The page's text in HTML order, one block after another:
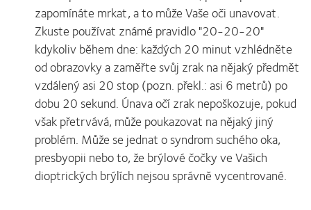
zapomínáte mrkat, a to může Vaše oči unavovat.
Zkuste používat známé pravidlo "20-20-20"
kdykoliv během dne: každých 20 minut vzhlédněte
od obrazovky a zaměřte svůj zrak na nějaký předmět
vzdálený asi 20 stop (pozn. překl.: asi 6 metrů) po
dobu 20 sekund. Únava očí zrak nepoškozuje, pokud
však přetrvává, může poukazovat na nějaký jiný
problém. Může se jednat o syndrom suchého oka,
presbyopii nebo to, že brýlové čočky ve Vašich
dioptrických brýlích nejsou správně vycentrované.